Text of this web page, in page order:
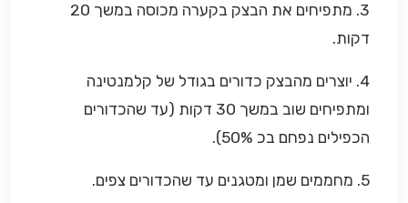
3. מתפיחים את הבצק בקערה מכוסה במשך 20
דקות.
4. יוצרים מהבצק כדורים בגודל של קלמנטינה
ומתפיחים שוב במשך 30 דקות (עד שהכדורים
הכפילים נפחם בכ 50%).
5. מחממים שמן ומטגנים עד שהכדורים צפים.